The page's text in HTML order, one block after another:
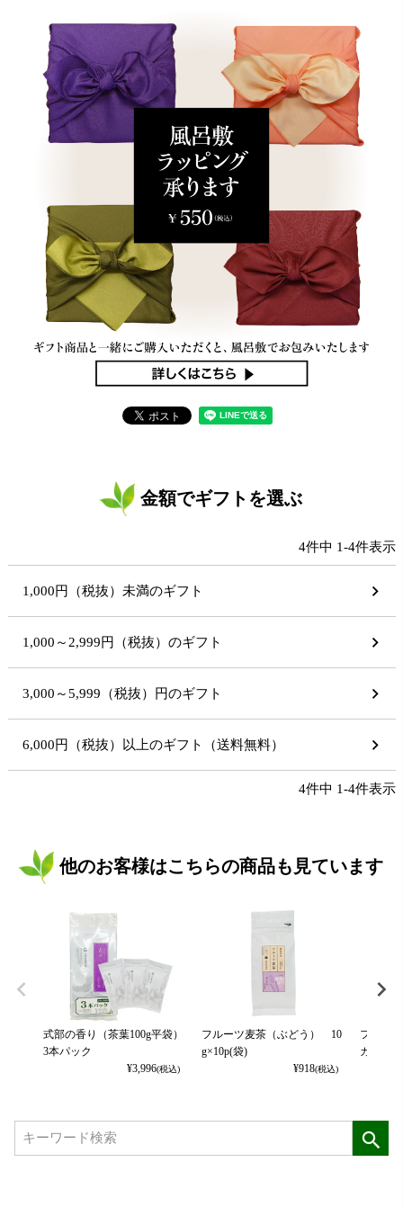
金額でギフトを選ぶ
4件中 1-4件表示
1,000円（税抜）未満のギフト
1,000～2,999円（税抜）のギフト
3,000～5,999（税抜）円のギフト
6,000円（税抜）以上のギフト（送料無料）
4件中 1-4件表示
他のお客様はこちらの商品も見ています
式部の香り（茶葉100g平袋）
3本パック
¥3,996(税込)
フルーツ麦茶（ぶどう） 10
g×10p(袋)
¥918(税込)
フルー
カット